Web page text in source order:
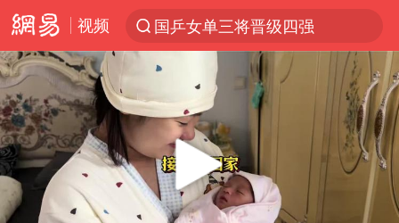
视频
国乒女单三将晋级四强
光影经济撬动暑期消费新蓝海
马克·艾伦退出斯诺克中国公开赛
微信又有新功能，你可以“撤回”你的撤回了！
新疆优化调整景区内自驾服务费